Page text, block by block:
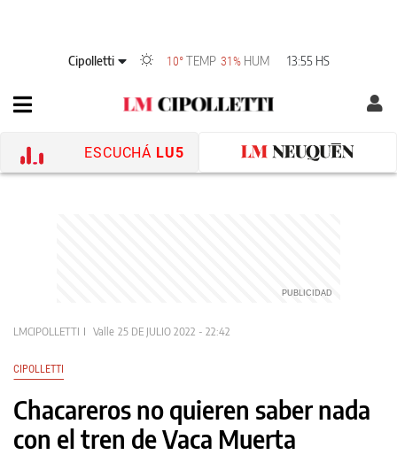
Cipolletti 10° TEMP 31% HUM 13:55 HS
ESCUCHÁ LU5
LMCIPOLLETTI Valle 25 DE JULIO 2022 - 22:42
CIPOLLETTI
Chacareros no quieren saber nada
con el tren de Vaca Muerta